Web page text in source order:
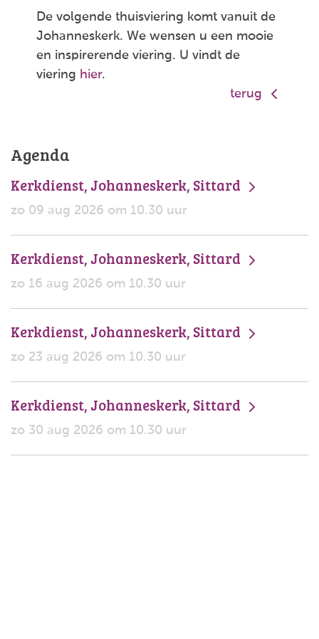
De volgende thuisviering komt vanuit de
Johanneskerk. We wensen u een mooie
en inspirerende viering. U vindt de
viering hier.
terug
Agenda
Kerkdienst, Johanneskerk, Sittard
zo 09 aug 2026 om 10.30 uur
Kerkdienst, Johanneskerk, Sittard
zo 16 aug 2026 om 10.30 uur
Kerkdienst, Johanneskerk, Sittard
zo 23 aug 2026 om 10.30 uur
Kerkdienst, Johanneskerk, Sittard
zo 30 aug 2026 om 10.30 uur